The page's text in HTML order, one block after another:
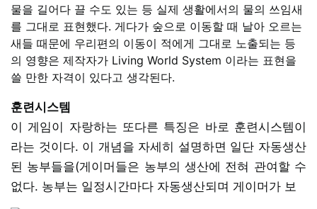
물을 길어다 끌 수도 있는 등 실제 생활에서의 물의 쓰임새
를 그대로 표현했다. 게다가 숲으로 이동할 때 날아 오르는
새들 때문에 우리편의 이동이 적에게 그대로 노출되는 등
의 영향은 제작자가 Living World System 이라는 표현을
쓸 만한 자격이 있다고 생각된다.
훈련시스템
이 게임이 자랑하는 또다른 특징은 바로 훈련시스템이
라는 것이다. 이 개념을 자세히 설명하면 일단 자동생산
된 농부들을(게이머들은 농부의 생산에 전혀 관여할 수
없다. 농부는 일정시간마다 자동생산되며 게이머가 보